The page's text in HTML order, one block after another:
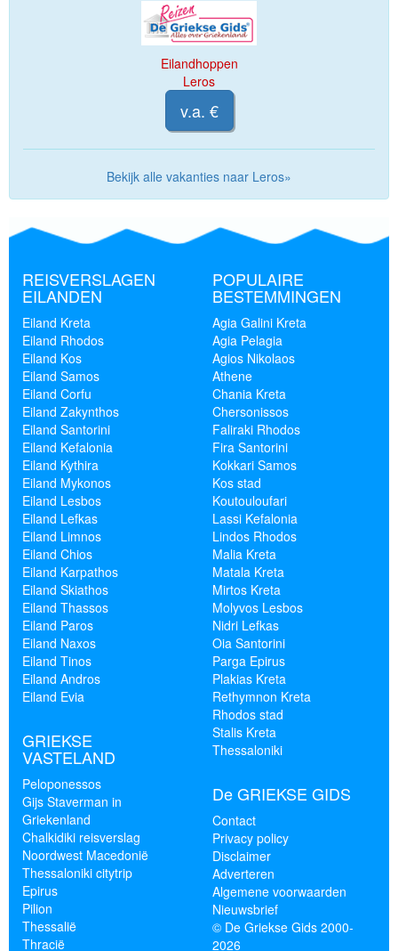
Eilandhoppen
Leros
v.a. €
Bekijk alle vakanties naar Leros»
REISVERSLAGEN
EILANDEN
Eiland Kreta
Eiland Rhodos
Eiland Kos
Eiland Samos
Eiland Corfu
Eiland Zakynthos
Eiland Santorini
Eiland Kefalonia
Eiland Kythira
Eiland Mykonos
Eiland Lesbos
Eiland Lefkas
Eiland Limnos
Eiland Chios
Eiland Karpathos
Eiland Skiathos
Eiland Thassos
Eiland Paros
Eiland Naxos
Eiland Tinos
Eiland Andros
Eiland Evia
GRIEKSE
VASTELAND
Peloponessos
Gijs Staverman in
Griekenland
Chalkidiki reisverslag
Noordwest Macedonië
Thessaloniki citytrip
Epirus
Pilion
Thessalië
Thracië
POPULAIRE
BESTEMMINGEN
Agia Galini Kreta
Agia Pelagia
Agios Nikolaos
Athene
Chania Kreta
Chersonissos
Faliraki Rhodos
Fira Santorini
Kokkari Samos
Kos stad
Koutouloufari
Lassi Kefalonia
Lindos Rhodos
Malia Kreta
Matala Kreta
Mirtos Kreta
Molyvos Lesbos
Nidri Lefkas
Oia Santorini
Parga Epirus
Plakias Kreta
Rethymnon Kreta
Rhodos stad
Stalis Kreta
Thessaloniki
De GRIEKSE GIDS
Contact
Privacy policy
Disclaimer
Adverteren
Algemene voorwaarden
Nieuwsbrief
© De Griekse Gids 2000-
2026